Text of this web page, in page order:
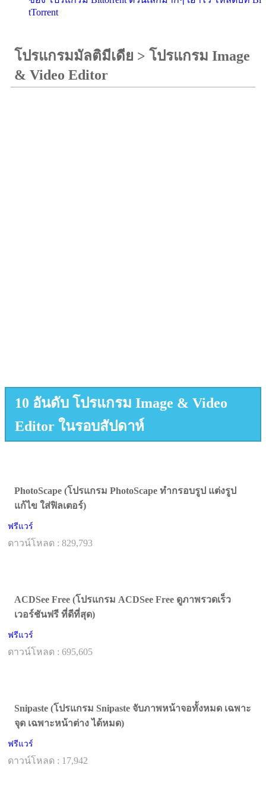
tTorrent
โปรแกรมมัลติมีเดีย > โปรแกรม Image
& Video Editor
10 อันดับ โปรแกรม Image & Video
Editor ในรอบสัปดาห์
PhotoScape (โปรแกรม PhotoScape ทำกรอบรูป แต่งรูป
แก้ไข ใส่ฟิลเตอร์)
ฟรีแวร์
ดาวน์โหลด : 829,793
ACDSee Free (โปรแกรม ACDSee Free ดูภาพรวดเร็ว
เวอร์ชันฟรี ที่ดีที่สุด)
ฟรีแวร์
ดาวน์โหลด : 695,605
Snipaste (โปรแกรม Snipaste จับภาพหน้าจอทั้งหมด เฉพาะ
จุด เฉพาะหน้าต่าง ได้หมด)
ฟรีแวร์
ดาวน์โหลด : 17,942